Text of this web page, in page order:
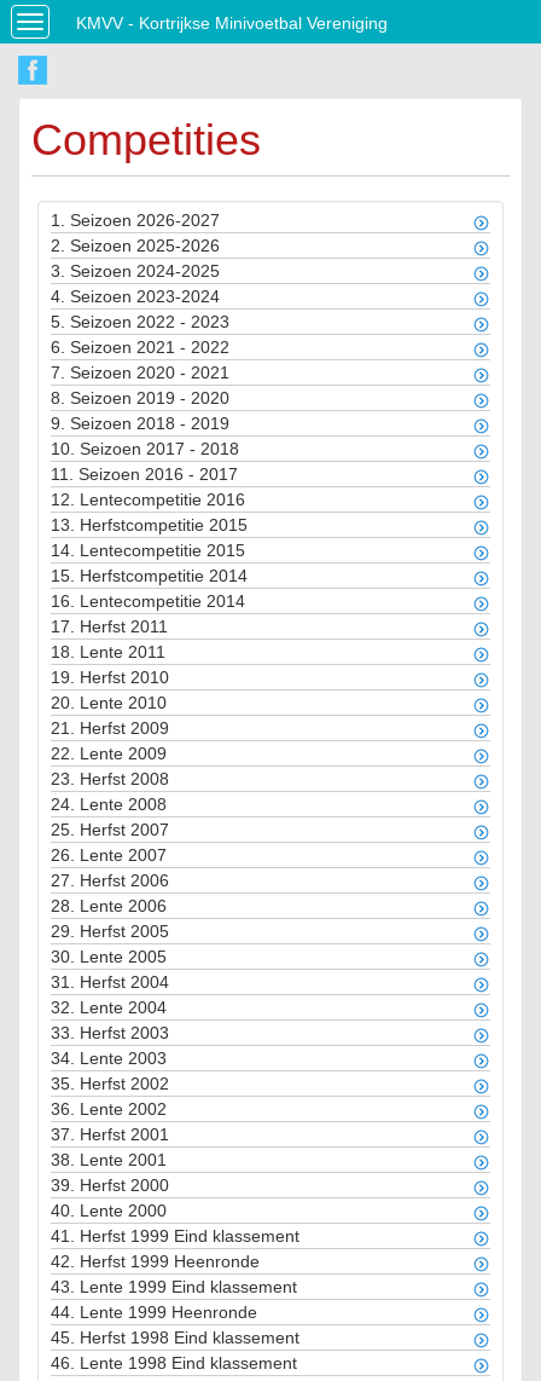
Toggle
navigation
KMVV - Kortrijkse Minivoetbal Vereniging
Competities
1. Seizoen 2026-2027
2. Seizoen 2025-2026
3. Seizoen 2024-2025
4. Seizoen 2023-2024
5. Seizoen 2022 - 2023
6. Seizoen 2021 - 2022
7. Seizoen 2020 - 2021
8. Seizoen 2019 - 2020
9. Seizoen 2018 - 2019
10. Seizoen 2017 - 2018
11. Seizoen 2016 - 2017
12. Lentecompetitie 2016
13. Herfstcompetitie 2015
14. Lentecompetitie 2015
15. Herfstcompetitie 2014
16. Lentecompetitie 2014
17. Herfst 2011
18. Lente 2011
19. Herfst 2010
20. Lente 2010
21. Herfst 2009
22. Lente 2009
23. Herfst 2008
24. Lente 2008
25. Herfst 2007
26. Lente 2007
27. Herfst 2006
28. Lente 2006
29. Herfst 2005
30. Lente 2005
31. Herfst 2004
32. Lente 2004
33. Herfst 2003
34. Lente 2003
35. Herfst 2002
36. Lente 2002
37. Herfst 2001
38. Lente 2001
39. Herfst 2000
40. Lente 2000
41. Herfst 1999 Eind klassement
42. Herfst 1999 Heenronde
43. Lente 1999 Eind klassement
44. Lente 1999 Heenronde
45. Herfst 1998 Eind klassement
46. Lente 1998 Eind klassement